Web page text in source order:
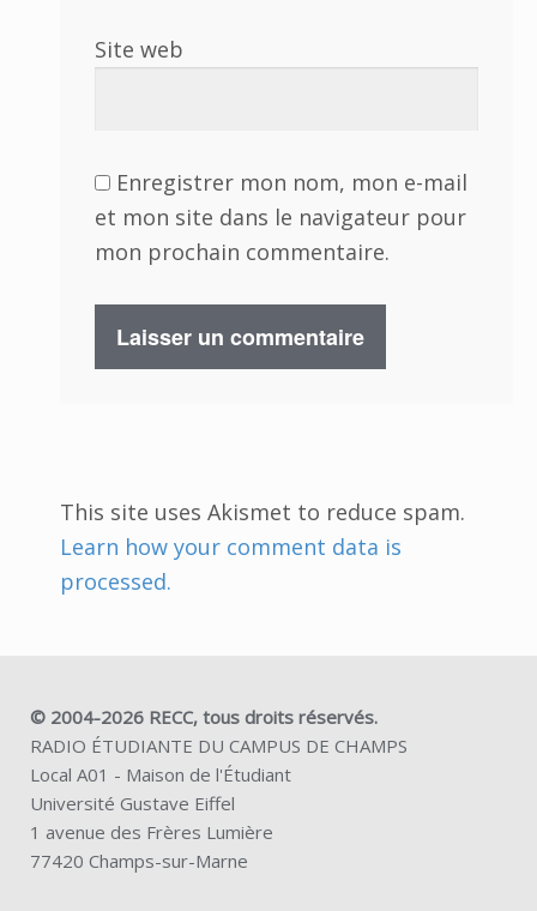
Site web
Enregistrer mon nom, mon e-mail
et mon site dans le navigateur pour
mon prochain commentaire.
This site uses Akismet to reduce spam.
Learn how your comment data is
processed.
© 2004-2026 RECC, tous droits réservés.
RADIO ÉTUDIANTE DU CAMPUS DE CHAMPS
Local A01 - Maison de l'Étudiant
Université Gustave Eiffel
1 avenue des Frères Lumière
77420 Champs-sur-Marne